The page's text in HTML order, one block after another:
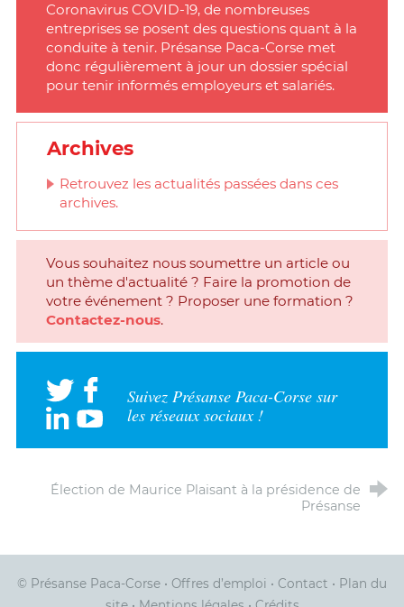
Coronavirus COVID-19, de nombreuses
entreprises se posent des questions quant à la
conduite à tenir. Présanse Paca-Corse met
donc régulièrement à jour un dossier spécial
pour tenir informés employeurs et salariés.
Archives
Retrouvez les actualités passées dans ces
archives.
Vous souhaitez nous soumettre un article ou
un thème d'actualité ? Faire la promotion de
votre événement ? Proposer une formation ?
Contactez-nous.
Suivez Présanse Paca-Corse sur
les réseaux sociaux !
Élection de Maurice Plaisant à la présidence de
Présanse
© Présanse Paca-Corse • Offres d’emploi • Contact • Plan du